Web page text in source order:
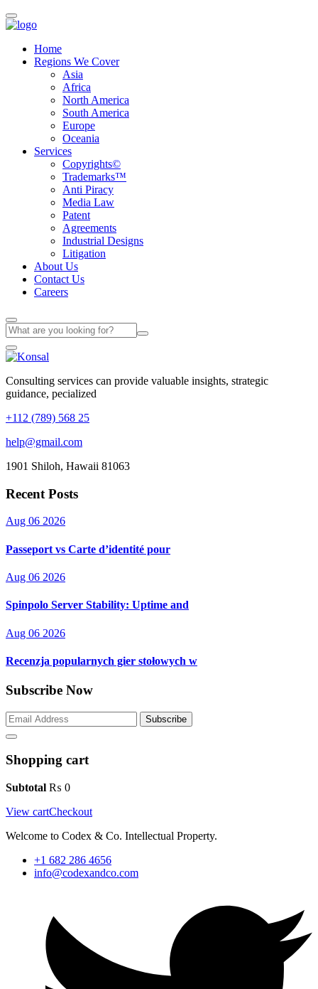
Home
Regions We Cover
Asia
Africa
North America
South America
Europe
Oceania
Services
Copyrights©
Trademarks™
Anti Piracy
Media Law
Patent
Agreements
Industrial Designs
Litigation
About Us
Contact Us
Careers
Consulting services can provide valuable insights, strategic
guidance, pecialized
+112 (789) 568 25
help@gmail.com
1901 Shiloh, Hawaii 81063
Recent Posts
Aug 06 2026
Passeport vs Carte d’identité pour
Aug 06 2026
Spinpolo Server Stability: Uptime and
Aug 06 2026
Recenzja popularnych gier stołowych w
Subscribe Now
Subscribe
Shopping cart
Subtotal ₨ 0
View cartCheckout
Welcome to Codex & Co. Intellectual Property.
+1 682 286 4656
info@codexandco.com